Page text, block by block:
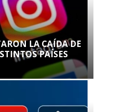
LA CAÍDA DE
PAÍSES